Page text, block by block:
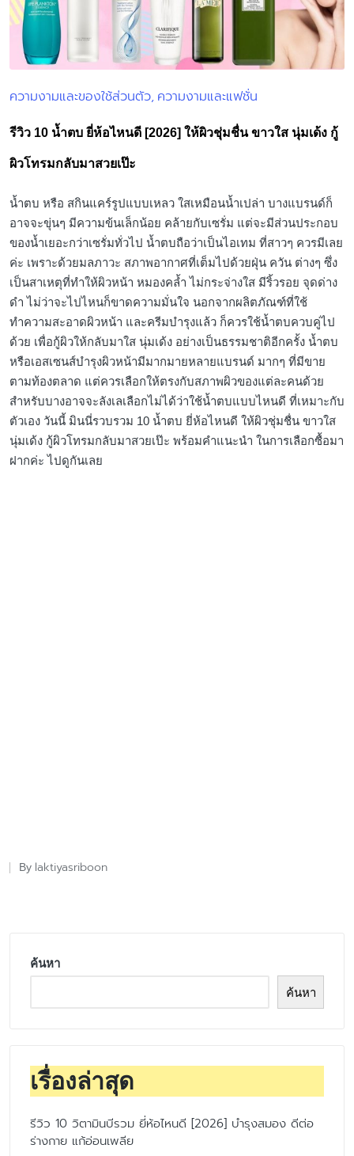
Posted
ความงามและของใช้ส่วนตัว ความงามและแฟชั่น
รีวิว 10 น้ำตบ ยี่ห้อไหนดี [2026] ให้ผิวชุ่มชื่น ขาวใส นุ่มเด้ง กู้
ผิวโทรมกลับมาสวยเป๊ะ
น้ำตบ หรือ สกินแคร์รูปแบบเหลว ใสเหมือนน้ำเปล่า บางแบรนด์ก็
อาจจะขุ่นๆ มีความข้นเล็กน้อย คล้ายกับเซรั่ม แต่จะมีส่วนประกอบ
ของน้ำเยอะกว่าเซรั่มทั่วไป น้ำตบถือว่าเป็นไอเทม ที่สาวๆ ควรมีเลย
ค่ะ เพราะด้วยมลภาวะ สภาพอากาศที่เต็มไปด้วยฝุ่น ควัน ต่างๆ ซึ่ง
เป็นสาเหตุที่ทำให้ผิวหน้า หมองคล้ำ ไม่กระจ่างใส มีริ้วรอย จุดด่าง
ดำ ไม่ว่าจะไปไหนก็ขาดความมั่นใจ นอกจากผลิตภัณฑ์ที่ใช้
ทำความสะอาดผิวหน้า และครีมบำรุงแล้ว ก็ควรใช้น้ำตบควบคู่ไป
ด้วย เพื่อกู้ผิวให้กลับมาใส นุ่มเด้ง อย่างเป็นธรรมชาติอีกครั้ง น้ำตบ
หรือเอสเซนส์บำรุงผิวหน้ามีมากมายหลายแบรนด์ มากๆ ที่มีขาย
ตามท้องตลาด แต่ควรเลือกให้ตรงกับสภาพผิวของแต่ละคนด้วย
สำหรับบางอาจจะลังเลเลือกไม่ได้ว่าใช้น้ำตบแบบไหนดี ที่เหมาะกับ
ตัวเอง วันนี้ มินนี่รวบรวม 10 น้ำตบ ยี่ห้อไหนดี ให้ผิวชุ่มชื่น ขาวใส
นุ่มเด้ง กู้ผิวโทรมกลับมาสวยเป๊ะ พร้อมคำแนะนำ ในการเลือกซื้อมา
ฝากค่ะ ไปดูกันเลย
Posted
By laktiyasriboon
ค้นหา
ค้นหา
เรื่องล่าสุด
รีวิว 10 วิตามินบีรวม ยี่ห้อไหนดี [2026] บำรุงสมอง ดีต่อ
ร่างกาย แก้อ่อนเพลีย